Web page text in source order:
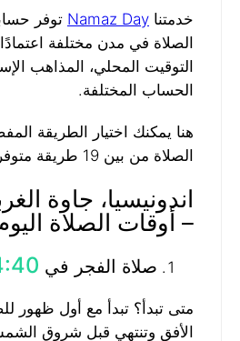
خدمتنا Namaz Day توفر
الصلاة في مدن مختلفة
التوقيت المحلي، المذاهب
الحساب المختلفة.
هنا يمكنك اختيار الطريقة
الصلاة من بين 19 طريقة متوفرة.
اندونيسيا، جاوة
– أوقات الصلاة
صلاة الفجر في
متى تبدأ؟ تبدأ مع أول ظهور
الأفق وتنتهي قبل شروق